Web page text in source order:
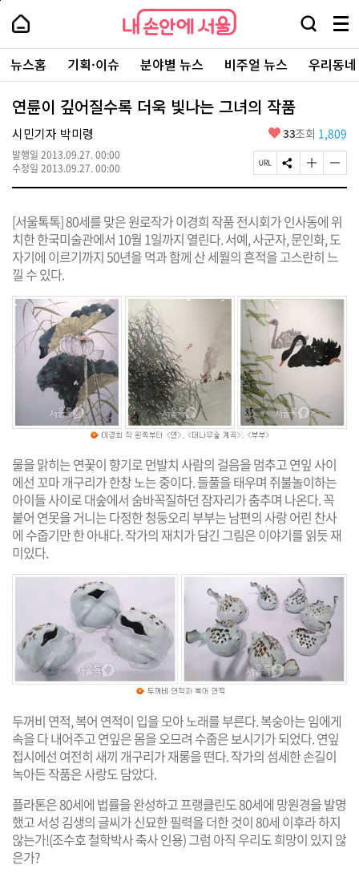
본
로
가
내
손
안
에
서
울
-
서
울
시
대
표
소
털
내
손
에
울
검
창
열
기
메
뉴
전
체
보
주
요
서
뉴스홈 기획·이슈 분야별 뉴스 비주얼 뉴스 우리동
연륜이 깊어질수록 더욱 빛나는 그녀의 작품
시민기자 박미령
발행일 2013.09.27. 00:00
수정일 2013.09.27. 00:00
좋
요
33조회 1,809
페
이
R
L
복
사
S
N
유
하
기
글
자
크
게
변
경
기
글
자
작
게
변
경
기
[서울톡톡] 80세를 맞은 원로작가 이경희 작품 전시회가 인사동에 위
치한 한국미술관에서 10월 1일까지 열린다. 서예, 사군자, 문인화, 도
자기에 이르기까지 50년을 먹과 함께 산 세월의 흔적을 고스란히 느
낄 수 있다.
물을 맑히는 연꽃이 향기로 먼발치 사람의 걸음을 멈추고 연잎 사이
에선 꼬마 개구리가 한창 노는 중이다. 들풀을 태우며 쥐불놀이하는
아이들 사이로 대숲에서 숨바꼭질하던 잠자리가 춤추며 나온다. 꼭
붙어 연못을 거니는 다정한 청둥오리 부부는 남편의 사랑 어린 찬사
에 수줍기만 한 아내다. 작가의 재치가 담긴 그림은 이야기를 읽듯 재
미있다.
두꺼비 연적, 복어 연적이 입을 모아 노래를 부른다. 복숭아는 임에게
속을 다 내어주고 연잎은 몸을 오므려 수줍은 보시기가 되었다. 연잎
접시에선 여전히 새끼 개구리가 재롱을 떤다. 작가의 섬세한 손길이
녹아든 작품은 사랑도 담았다.
플라톤은 80세에 법률을 완성하고 프랭클린도 80세에 망원경을 발명
했고 서성 김생의 글씨가 신묘한 필력을 더한 것이 80세 이후라 하지
않는가!(조수호 철학박사 축사 인용) 그럼 아직 우리도 희망이 있지 않
은가?
페
상
단
로